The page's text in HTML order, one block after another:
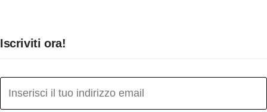
Iscriviti ora!